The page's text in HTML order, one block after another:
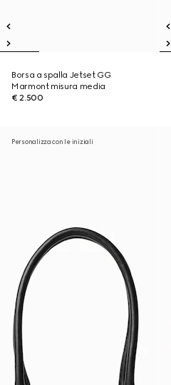
Borsa a spalla Jetset GG
Marmont misura media
€ 2.500
Personalizza con le iniziali